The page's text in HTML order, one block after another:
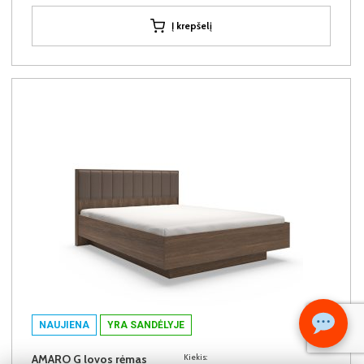
Kiekis:
Į krepšelį
NAUJIENA YRA SANDĖLYJE
AMARO G lovos rėmas